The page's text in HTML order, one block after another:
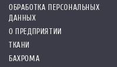
ОБРАБОТКА ПЕРСОНАЛЬНЫХ
ДАННЫХ
О ПРЕДПРИЯТИИ
ТКАНИ
БАХРОМА